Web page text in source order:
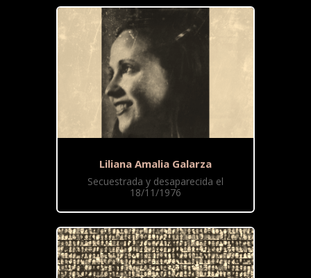
Liliana Amalia Galarza
Secuestrada y desaparecida el
18/11/1976